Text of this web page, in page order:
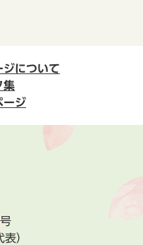
ジについて
集
ージ
表）